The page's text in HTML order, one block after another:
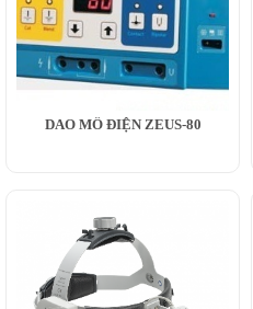
DAO MỔ ĐIỆN ZEUS-80